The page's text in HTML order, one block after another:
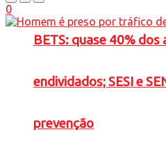
BETS: quase 40%
endividados; SESI e
prevenção
0